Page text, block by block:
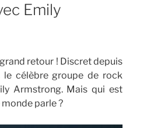
Emily
retour ! Discret depuis
le célèbre groupe de rock
Armstrong. Mais qui est
parle ?